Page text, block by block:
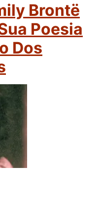
Brontë
Poesia
Dos